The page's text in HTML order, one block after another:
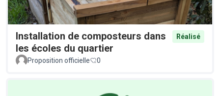
Installation de composteurs dans
les écoles du quartier
Réalisé
Proposition officielle 0